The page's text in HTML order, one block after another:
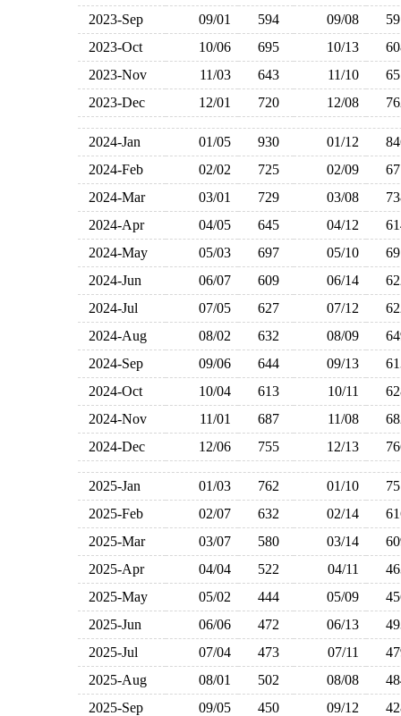
2023-Sep
09/01 594 09/08
2023-Oct
10/06 695 10/13
2023-Nov
11/03 643 11/10
2023-Dec
12/01 720 12/08
2024-Jan 01/05 930 01/12
2024-Feb
02/02 725 02/09
2024-Mar
03/01 729 03/08
2024-Apr
04/05 645 04/12
2024-May
05/03 697 05/10
2024-Jun
06/07 609 06/14
2024-Jul
07/05 627 07/12
2024-Aug
08/02 632 08/09
2024-Sep
09/06 644 09/13
2024-Oct
10/04 613 10/11
2024-Nov
11/01 687 11/08
2024-Dec
12/06 755 12/13
2025-Jan 01/03 762 01/10
2025-Feb
02/07 632 02/14
2025-Mar
03/07 580 03/14
2025-Apr
04/04 522 04/11
2025-May
05/02 444 05/09
2025-Jun
06/06 472 06/13
2025-Jul
07/04 473 07/11
2025-Aug
08/01 502 08/08
2025-Sep
09/05 450 09/12